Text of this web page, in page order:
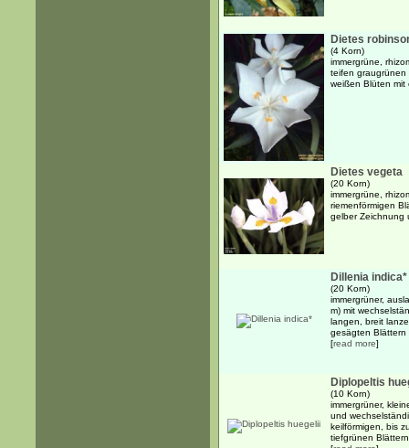
Dietes
(4 Korn)
immergrüne,
teifen graugrünen
weißen Blüten mit
Dietes vegeta
(20 Korn)
immergrüne,
riemenförmigen
gelber Zeichnung
Dillenia indica*
(20 Korn)
immergrüner,
m) mit
langen, breit
gesägten Blättern
[read more]
Diplopeltis
(10 Korn)
immergrüner,
und
keilförmigen, bis
tiefgrünen